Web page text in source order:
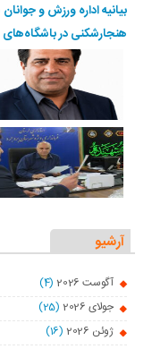
بیانیه اداره ورزش و
هنجارشکنی در
آرشیو
آگوست 2026
(4)
جولای 2026
(25)
ژوئن 2026
(16)